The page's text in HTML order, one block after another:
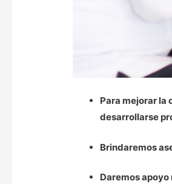
Para mejorar la
desarrollarse
Brindaremos
Daremos